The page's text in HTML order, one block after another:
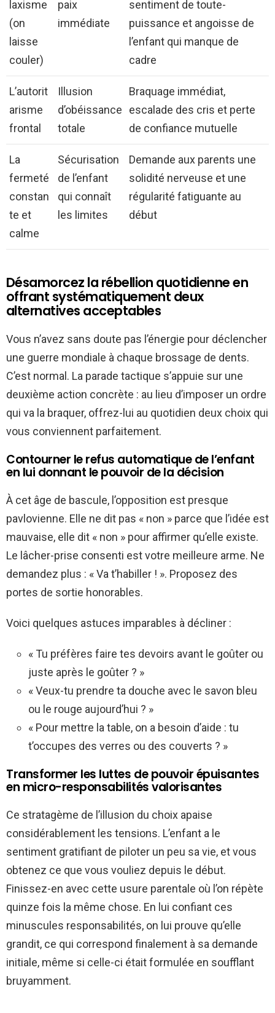
laxisme
(on
laisse
couler)
paix
immédiate
sentiment de toute-
puissance et angoisse de
l’enfant qui manque de
cadre
L’autorit
arisme
frontal
Illusion
d’obéissance
totale
Braquage immédiat,
escalade des cris et perte
de confiance mutuelle
La
fermeté
constan
te et
calme
Sécurisation
de l’enfant
qui connaît
les limites
Demande aux parents une
solidité nerveuse et une
régularité fatiguante au
début
Désamorcez la rébellion quotidienne en
offrant systématiquement deux
alternatives acceptables
Vous n’avez sans doute pas l’énergie pour déclencher
une guerre mondiale à chaque brossage de dents.
C’est normal. La parade tactique s’appuie sur une
deuxième action concrète : au lieu d’imposer un ordre
qui va la braquer, offrez-lui au quotidien deux choix qui
vous conviennent parfaitement.
Contourner le refus automatique de l’enfant
en lui donnant le pouvoir de la décision
À cet âge de bascule, l’opposition est presque
pavlovienne. Elle ne dit pas « non » parce que l’idée est
mauvaise, elle dit « non » pour affirmer qu’elle existe.
Le lâcher-prise consenti est votre meilleure arme. Ne
demandez plus : « Va t’habiller ! ». Proposez des
portes de sortie honorables.
Voici quelques astuces imparables à décliner :
« Tu préfères faire tes devoirs avant le goûter ou
juste après le goûter ? »
« Veux-tu prendre ta douche avec le savon bleu
ou le rouge aujourd’hui ? »
« Pour mettre la table, on a besoin d’aide : tu
t’occupes des verres ou des couverts ? »
Transformer les luttes de pouvoir épuisantes
en micro-responsabilités valorisantes
Ce stratagème de l’illusion du choix apaise
considérablement les tensions. L’enfant a le
sentiment gratifiant de piloter un peu sa vie, et vous
obtenez ce que vous vouliez depuis le début.
Finissez-en avec cette usure parentale où l’on répète
quinze fois la même chose. En lui confiant ces
minuscules responsabilités, on lui prouve qu’elle
grandit, ce qui correspond finalement à sa demande
initiale, même si celle-ci était formulée en soufflant
bruyamment.